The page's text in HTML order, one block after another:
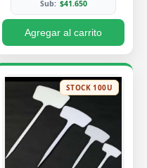
Sub: $41.650
Agregar al carrito
STOCK 100U